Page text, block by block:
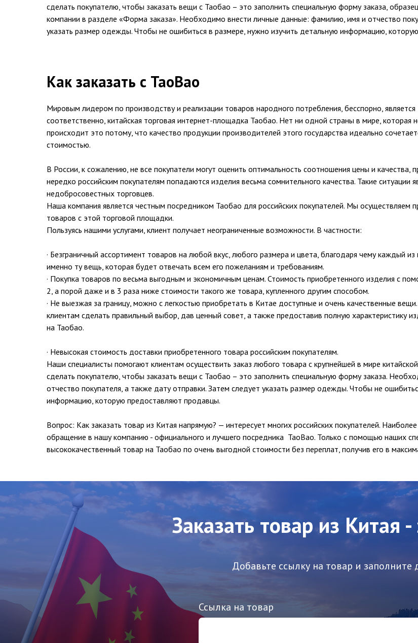
сделать покупателю, чтобы заказать вещи с Таобао – это заполнить специальную форму заказа,
компании в разделе «Форма заказа». Необходимо внести личные данные: фамилию, имя и отчество
указать размер одежды. Чтобы не ошибиться в размере, нужно изучить детальную информацию,
Как заказать с TaoBao
Мировым лидером по производству и реализации товаров народного потребления, бесспорно,
соответственно, китайская торговая интернет-площадка Таобао. Нет ни одной страны в мире, которая
происходит это потому, что качество продукции производителей этого государства идеально
стоимостью.
В России, к сожалению, не все покупатели могут оценить оптимальность соотношения цены и качества,
нередко российским покупателям попадаются изделия весьма сомнительного качества. Такие
недобросовестных торговцев.
Наша компания является честным посредником Таобао для российских покупателей. Мы осуществляем
товаров с этой торговой площадки.
Пользуясь нашими услугами, клиент получает неограниченные возможности. В частности:
· Безграничный ассортимент товаров на любой вкус, любого размера и цвета, благодаря чему каждый
именно ту вещь, которая будет отвечать всем его пожеланиям и требованиям.
· Покупка товаров по весьма выгодным и экономичным ценам. Стоимость приобретенного изделия с
2, а порой даже и в 3 раза ниже стоимости такого же товара, купленного другим способом.
· Не выезжая за границу, можно с легкостью приобретать в Китае доступные и очень качественные
клиентам сделать правильный выбор, дав ценный совет, а также предоставив полную характеристику
на Таобао.
· Невысокая стоимость доставки приобретенного товара российским покупателям.
Наши специалисты помогают клиентам осуществить заказ любого товара с крупнейшей в мире
сделать покупателю, чтобы заказать вещи с Таобао – это заполнить специальную форму заказа.
отчество покупателя, а также дату отправки. Затем следует указать размер одежды. Чтобы не
информацию, которую предоставляют продавцы.
Вопрос: Как заказать товар из Китая напрямую? — интересует многих российских покупателей.
обращение в нашу компанию - официального и лучшего посредника TaoBao. Только с помощью наших
высококачественный товар на Таобао по очень выгодной стоимости без переплат, получив его в
Заказать товар из Китая -
Добавьте ссылку на товар и заполните
Ссылка на товар